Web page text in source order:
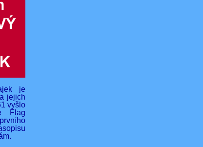
je
jejich
vyšlo
Flag